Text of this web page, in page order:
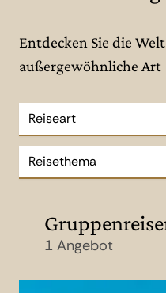
Entdecken Sie die
außergewöhnliche Art
Reiseart
Reisethema
1 Angebot